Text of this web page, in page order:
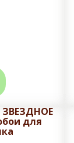
ЗВЕЗДНОЕ
для